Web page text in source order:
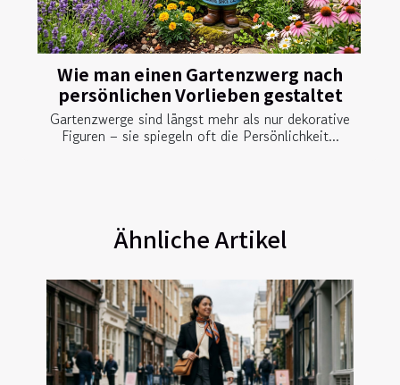
Wie man einen Gartenzwerg nach
persönlichen Vorlieben gestaltet
Gartenzwerge sind längst mehr als nur dekorative
Figuren – sie spiegeln oft die Persönlichkeit...
Ähnliche Artikel